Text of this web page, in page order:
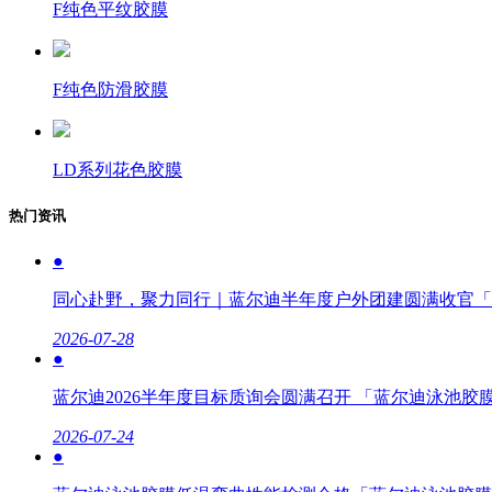
F纯色平纹胶膜
F纯色防滑胶膜
LD系列花色胶膜
热门资讯
●
同心赴野，聚力同行｜蓝尔迪半年度户外团建圆满收官「
2026-07-28
●
蓝尔迪2026半年度目标质询会圆满召开 「蓝尔迪泳池胶膜
2026-07-24
●